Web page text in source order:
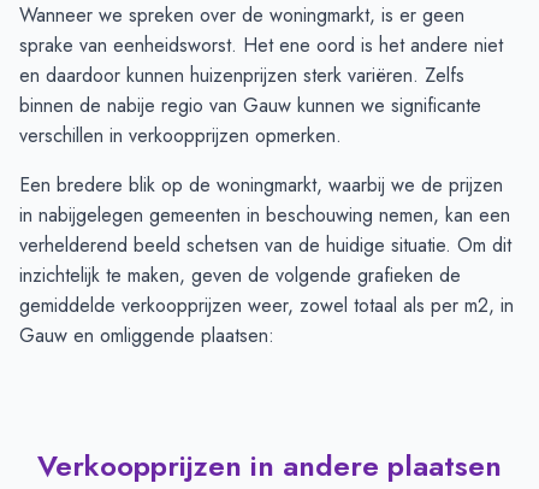
Wanneer we spreken over de woningmarkt, is er geen
sprake van eenheidsworst. Het ene oord is het andere niet
en daardoor kunnen huizenprijzen sterk variëren. Zelfs
binnen de nabije regio van Gauw kunnen we significante
verschillen in verkoopprijzen opmerken.
Een bredere blik op de woningmarkt, waarbij we de prijzen
in nabijgelegen gemeenten in beschouwing nemen, kan een
verhelderend beeld schetsen van de huidige situatie. Om dit
inzichtelijk te maken, geven de volgende grafieken de
gemiddelde verkoopprijzen weer, zowel totaal als per m2, in
Gauw en omliggende plaatsen:
Verkoopprijzen in andere plaatsen